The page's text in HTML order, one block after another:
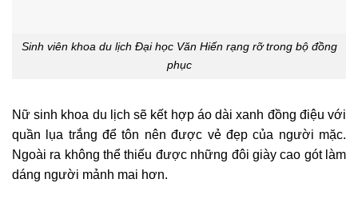
Sinh viên khoa du lịch Đại học Văn Hiến rạng rỡ trong bộ đồng
phục
Nữ sinh khoa du lịch sẽ kết hợp áo dài xanh đồng điệu với
quần lụa trắng để tôn nên được vẻ đẹp của người mặc.
Ngoài ra không thể thiếu được những đôi giày cao gót làm
dáng người mảnh mai hơn.